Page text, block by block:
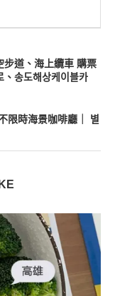
步道、海上纜車 購票
송도해상케이블카
限時海景咖啡廳｜ 별